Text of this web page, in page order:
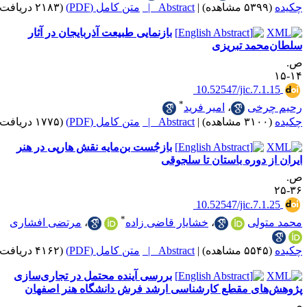
|
Abstract | متن کامل (PDF) (۲۱۸۳ دریافت)
بازنمایی طبیعت آذربایجان در آثار
تبریزی
10.52547/
، امیر فرید *
|
Abstract | متن کامل (PDF) (۱۷۷۵ دریافت)
بازجُست بن‌مایه‌ نقش هارپی در هنر
دوره باستان تا سلجوقی
10.52547/
،خشایار قاضی زاده ،مرتضی افشاری
|
Abstract | متن کامل (PDF) (۴۱۶۲ دریافت)
بررسی آینده محتمل در تجاری‌سازی
مقطع کارشناسی ارشد فرش دانشگاه هنر اصفهان